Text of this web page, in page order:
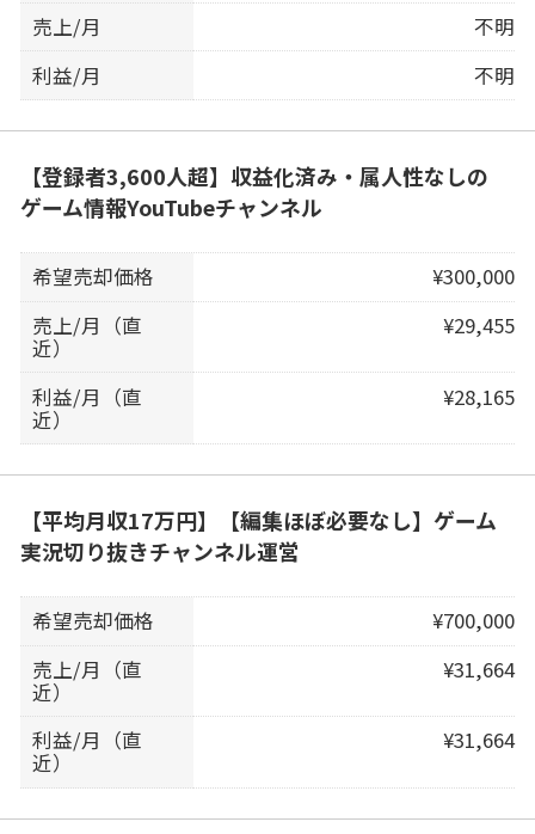
売上/月
不明
利益/月
不明
【登録者3,600人超】収益化済み・属人性なしの
ゲーム情報YouTubeチャンネル
希望売却価格
¥300,000
売上/月（直
近）
¥29,455
利益/月（直
近）
¥28,165
【平均月収17万円】【編集ほぼ必要なし】ゲーム
実況切り抜きチャンネル運営
希望売却価格
¥700,000
売上/月（直
近）
¥31,664
利益/月（直
近）
¥31,664